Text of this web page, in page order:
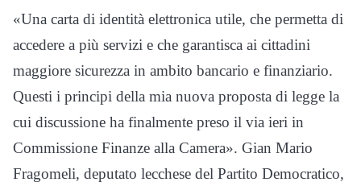
«Una carta di identità elettronica utile, che permetta di
accedere a più servizi e che garantisca ai cittadini
maggiore sicurezza in ambito bancario e finanziario.
Questi i principi della mia nuova proposta di legge la
cui discussione ha finalmente preso il via ieri in
Commissione Finanze alla Camera». Gian Mario
Fragomeli, deputato lecchese del Partito Democratico,